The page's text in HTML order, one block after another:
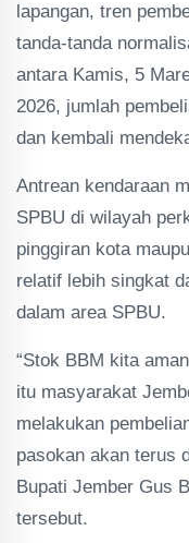
lapangan, tren
tanda-tanda
antara Kamis, 5
2026, jumlah
dan kembali
Antrean kendaraan
SPBU di wilayah
pinggiran kota
relatif lebih singkat
dalam area SPBU.
“Stok BBM kita
itu masyarakat
melakukan
pasokan akan terus
Bupati Jember Gus
tersebut.